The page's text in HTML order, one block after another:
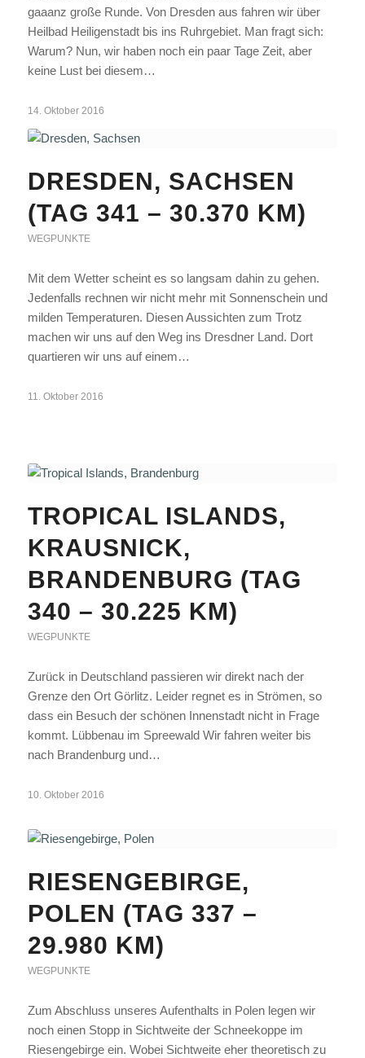
gaaanz große Runde. Von Dresden aus fahren wir über
Heilbad Heiligenstadt bis ins Ruhrgebiet. Man fragt sich:
Warum? Nun, wir haben noch ein paar Tage Zeit, aber
keine Lust bei diesem…
14. Oktober 2016
DRESDEN, SACHSEN
(TAG 341 – 30.370 KM)
WEGPUNKTE
Mit dem Wetter scheint es so langsam dahin zu gehen.
Jedenfalls rechnen wir nicht mehr mit Sonnenschein und
milden Temperaturen. Diesen Aussichten zum Trotz
machen wir uns auf den Weg ins Dresdner Land. Dort
quartieren wir uns auf einem…
11. Oktober 2016
TROPICAL ISLANDS,
KRAUSNICK,
BRANDENBURG (TAG
340 – 30.225 KM)
WEGPUNKTE
Zurück in Deutschland passieren wir direkt nach der
Grenze den Ort Görlitz. Leider regnet es in Strömen, so
dass ein Besuch der schönen Innenstadt nicht in Frage
kommt. Lübbenau im Spreewald Wir fahren weiter bis
nach Brandenburg und…
10. Oktober 2016
RIESENGEBIRGE,
POLEN (TAG 337 –
29.980 KM)
WEGPUNKTE
Zum Abschluss unseres Aufenthalts in Polen legen wir
noch einen Stopp in Sichtweite der Schneekoppe im
Riesengebirge ein. Wobei Sichtweite eher theoretisch zu